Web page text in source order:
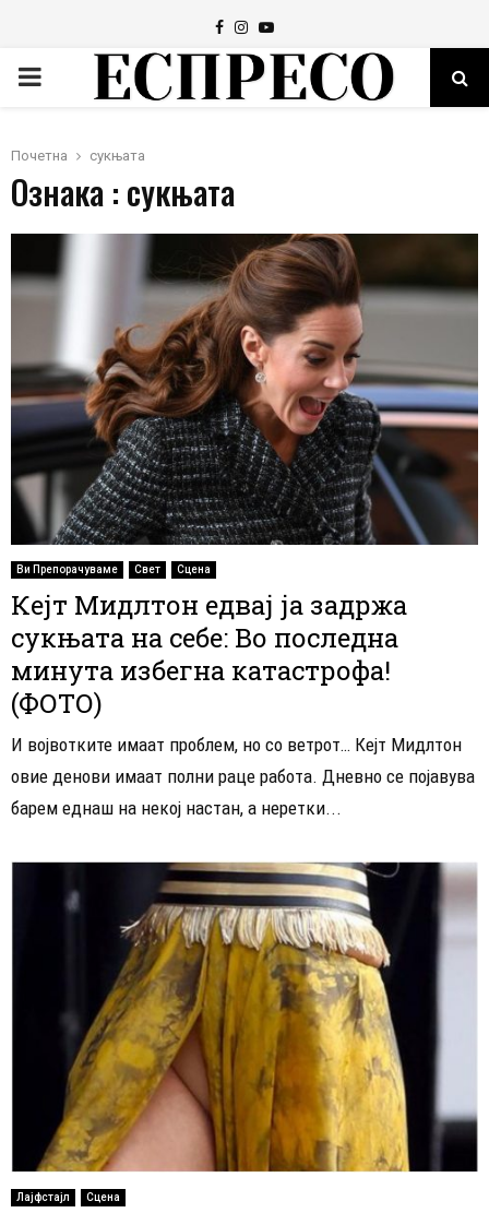
Facebook
Instagram
Youtube
PRIMARY
Почетна сукњата
Ознака : сукњата
Ви Препорачуваме Свет Сцена
Кејт Мидлтон едвај ја задржа
сукњата на себе: Во последна
минута избегна катастрофа!
(ФОТО)
И војвотките имаат проблем, но со ветрот… Кејт Мидлтон
овие денови имаат полни раце работа. Дневно се појавува
барем еднаш на некој настан, а неретки...
Лајфстајл Сцена